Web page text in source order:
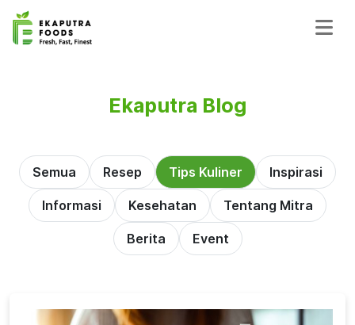
Ekaputra Blog
Semua Resep Tips Kuliner Inspirasi
Informasi Kesehatan Tentang Mitra
Berita Event